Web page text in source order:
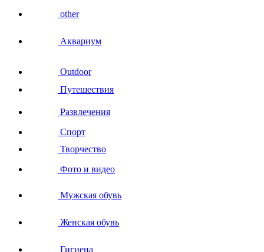
other
Аквариум
Outdoor
Путешествия
Развлечения
Спорт
Творчество
Фото и видео
Мужская обувь
Женская обувь
Гигиена